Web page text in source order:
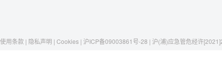
使用条款 | 隐私声明 | Cookies | 沪ICP备09003861号-28 | 沪(浦)应急管危经许